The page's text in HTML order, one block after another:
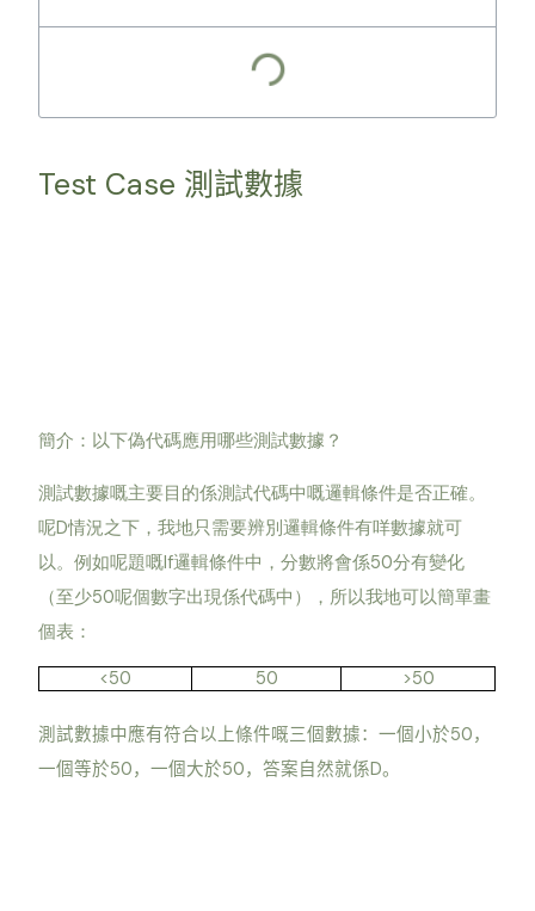
Test Case 測試數據
簡介：以下偽代碼應用哪些測試數據？
測試數據嘅主要目的係測試代碼中嘅邏輯條件是否正確。
呢D情況之下，我地只需要辨別邏輯條件有咩數據就可
以。例如呢題嘅If邏輯條件中，分數將會係50分有變化
（至少50呢個數字出現係代碼中），所以我地可以簡單畫
個表：
<50 50 >50
測試數據中應有符合以上條件嘅三個數據：一個小於50，
一個等於50，一個大於50，答案自然就係D。